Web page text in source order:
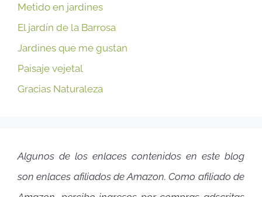
Metido en jardines
El jardín de la Barrosa
Jardines que me gustan
Paisaje vejetal
Gracias Naturaleza
Algunos de los enlaces contenidos en este blog
son enlaces afiliados de Amazon. Como afiliado de